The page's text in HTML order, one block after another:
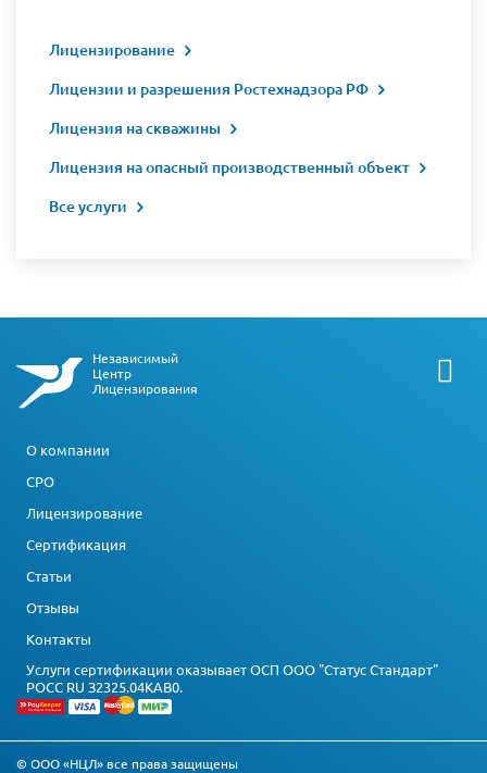
Лицензирование
Лицензии и разрешения Ростехнадзора РФ
Лицензия на скважины
Лицензия на опасный производственный объект
Все услуги
Независимый
Центр
Лицензирования
О компании
СРО
Лицензирование
Сертификация
Статьи
Отзывы
Контакты
Услуги сертификации оказывает ОСП ООО "Статус Стандарт"
РОСС RU З2325.04КАВ0.
© ООО «НЦЛ» все права защищены